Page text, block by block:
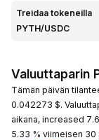
Treidaa tokeneilla
PYTH/USDC
Valuuttaparin
Tämän päivän
0.042273 $.
aikana, increased
5.33 % viimeisen 30